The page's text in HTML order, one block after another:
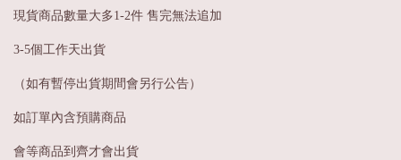
現貨商品數量大多1-2件 售完無法追加
3-5個工作天出貨
（如有暫停出貨期間會另行公告）
如訂單內含預購商品
會等商品到齊才會出貨